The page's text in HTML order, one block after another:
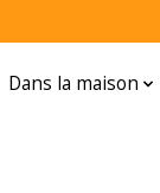
Dans la maison